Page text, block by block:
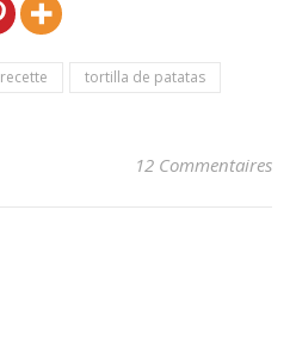
recette
tortilla de patatas
12 Commentaires